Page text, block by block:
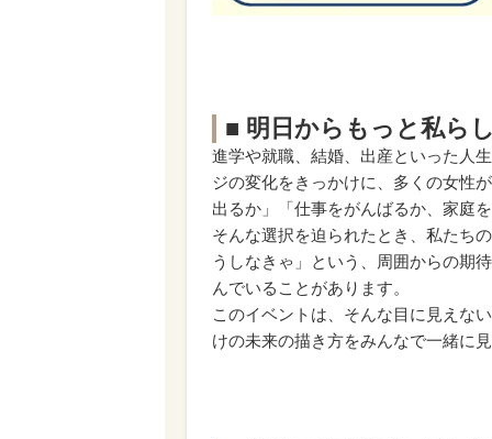
■ 明日からもっと私ら
進学や就職、結婚、出産といった人
ジの変化をきっかけに、多くの女性
出るか」「仕事をがんばるか、家庭
そんな選択を迫られたとき、私たち
うしなきゃ」という、周囲からの期
んでいることがあります。
このイベントは、そんな目に見えな
けの未来の描き方をみんなで一緒に